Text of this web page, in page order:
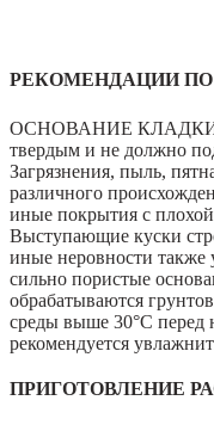
РЕКОМЕНДАЦИИ
ОСНОВАНИЕ КЛАДКИ
твердым и не должно
Загрязнения, пыль,
различного
иные покрытия с
Выступающие куски
иные неровности также
сильно пористые
обрабатываются
среды выше 30°С перед
рекомендуется
ПРИГОТОВЛЕНИЕ